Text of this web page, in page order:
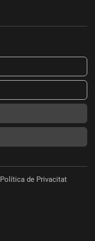
Política de Privacitat